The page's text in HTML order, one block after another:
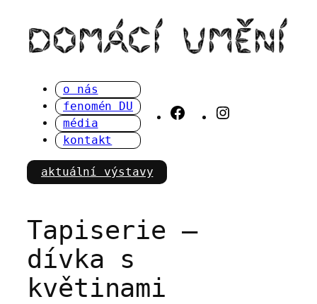
obsah
o nás
fenomén DU
média
kontakt
Facebook
aktuální výstavy
Tapiserie –
dívka s
květinami